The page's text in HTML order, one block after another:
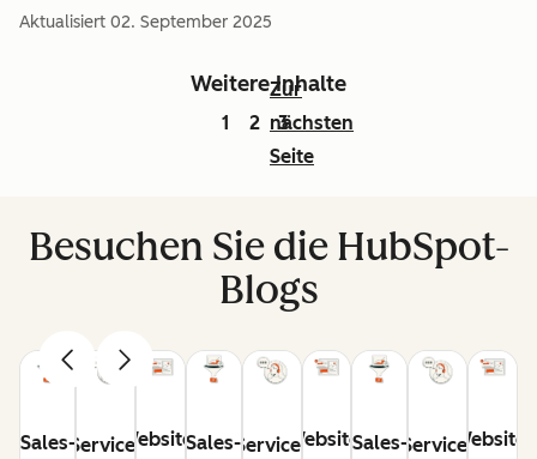
Aktualisiert 02. September 2025
Weitere Inhalte
1 2 3
Zur
nächsten
Seite
Besuchen Sie die HubSpot-
Blogs
Sales-Service-Website-Sales-Service-Website-Sales-Service-Website-